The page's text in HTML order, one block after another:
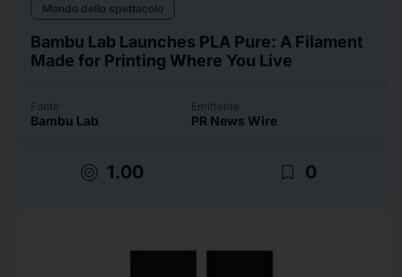
Mondo dello spettacolo
Bambu Lab Launches PLA Pure: A Filament
Made for Printing Where You Live
Fonte
Bambu Lab
Emittente
PR News Wire
target 1.00 bookmark_border 0